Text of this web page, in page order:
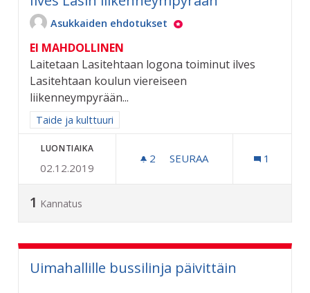
Asukkaiden ehdotukset
EI MAHDOLLINEN
Laitetaan Lasitehtaan logona toiminut ilves
Lasitehtaan koulun viereiseen
liikenneympyrään...
Rajaa tulokset aihepiirin mukaan: Taide ja kulttuuri
Taide ja kulttuuri
LUONTIAIKA
02.12.2019
2 2 SEURAAJAA
SEURAA 1
1 Kannatus
Uimahallille bussilinja päivittäin